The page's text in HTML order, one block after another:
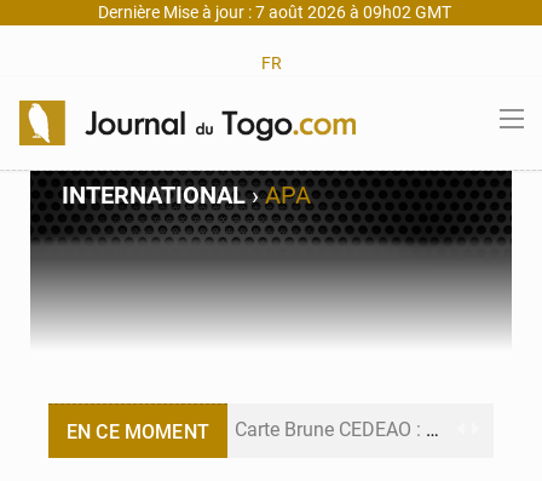
Dernière Mise à jour : 7 août 2026 à 09h02 GMT
FR
INTERNATIONAL›APA
EN CE MOMENT Carte Brune CEDEAO : Lomé mise sur la digitalisation des sinistres